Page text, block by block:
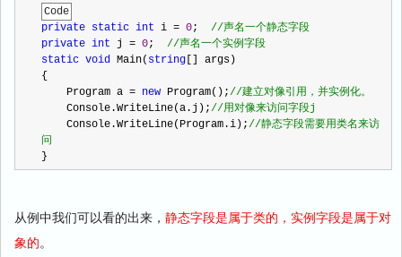
Code
private static int i = 0; //声名一个静态字段
private int j = 0; //声名一个实例字段
static void Main( string [] args)
{
    Program a
= new Program();//建立对像引用，并实例化。
    Console.WriteLine(a.j);
//用对像来访问字段j
    Console.WriteLine(Program.i);
//静态字段需要用类名来访
问
}
从例中我们可以看的出来， 静态字段是属于类的，实例字段是属于对
象的。